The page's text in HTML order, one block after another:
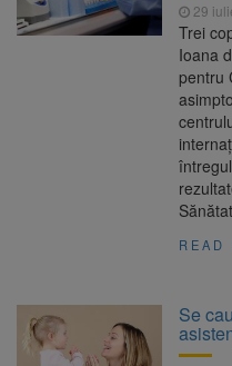
29
Trei
Ioana
pentru
READ
Se